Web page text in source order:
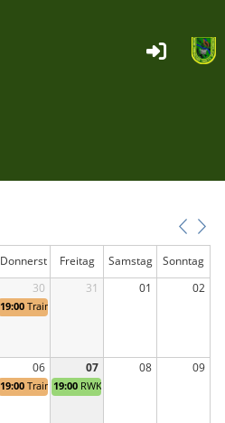
Donnerst
Freitag Samstag
Sonntag
30 31 01 02
06 07 08 09
19:00 Training
19:00 Training19:00 RWK 11 - Michelsrombacher